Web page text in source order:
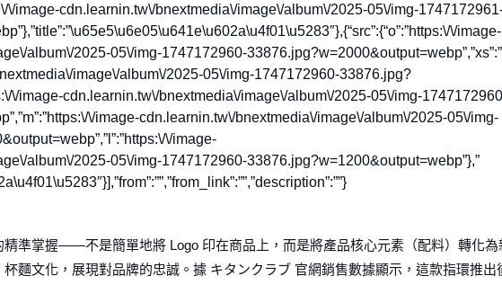
\/image-cdn.learnin.tw\/bnextmedia\/image\/album\/2025-05\/img-
\/image-
album\/2025-05\/img-1747172960-33876.jpg?w=2000&output=webp”,”xs”:”
image\/album\/2025-05\/img-1747172960-33876.jpg?
\/image-cdn.learnin.tw\/bnextmedia\/image\/album\/2025-05\/img-
\/image-cdn.learnin.tw\/bnextmedia\/image\/album\/2025-05\/img-
\/image-
album\/2025-05\/img-1747172960-33876.jpg?w=1200&output=webp”},”
精準掌握——不是簡單地將 Logo 印在商品上，而是將產品核心元素（配料）轉化為
麵文化，展現對品牌的忠誠。據 キタンクラブ 官網銷售數據顯示，這款指環推出